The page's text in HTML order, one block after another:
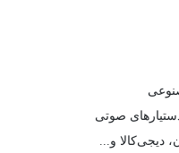
صوتی
و...